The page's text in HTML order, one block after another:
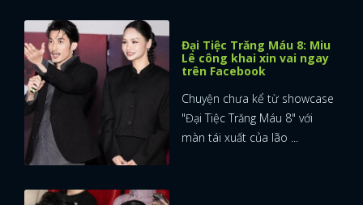
Đại Tiệc Trăng Máu 8: Miu
Lê công khai xin vai ngay
trên Facebook
Chuyện chưa kể từ showcase
"Đại Tiệc Trăng Máu 8" với
màn tái xuất của lão ...